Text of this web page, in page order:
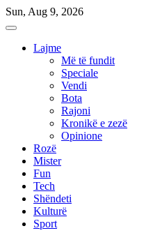
Skip
to
Sun, Aug 9, 2026
Lajme
Më të fundit
Speciale
Vendi
Bota
Rajoni
Kronikë e zezë
Opinione
Rozë
Mister
Fun
Tech
Shëndeti
Kulturë
Sport